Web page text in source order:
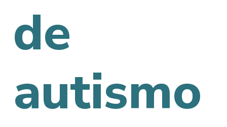
de
autismo